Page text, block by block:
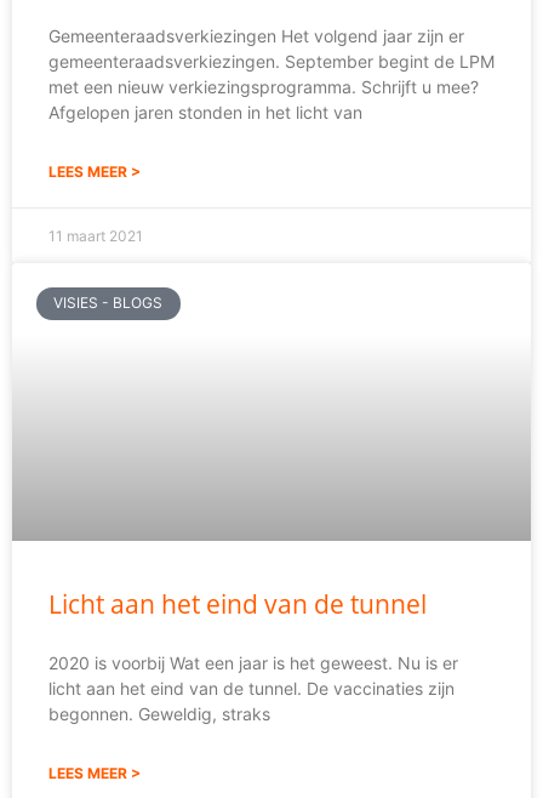
Gemeenteraadsverkiezingen Het volgend jaar zijn er
gemeenteraadsverkiezingen. September begint de LPM
met een nieuw verkiezingsprogramma. Schrijft u mee?
Afgelopen jaren stonden in het licht van
LEES MEER >
11 maart 2021
VISIES - BLOGS
Licht aan het eind van de tunnel
2020 is voorbij Wat een jaar is het geweest. Nu is er
licht aan het eind van de tunnel. De vaccinaties zijn
begonnen. Geweldig, straks
LEES MEER >